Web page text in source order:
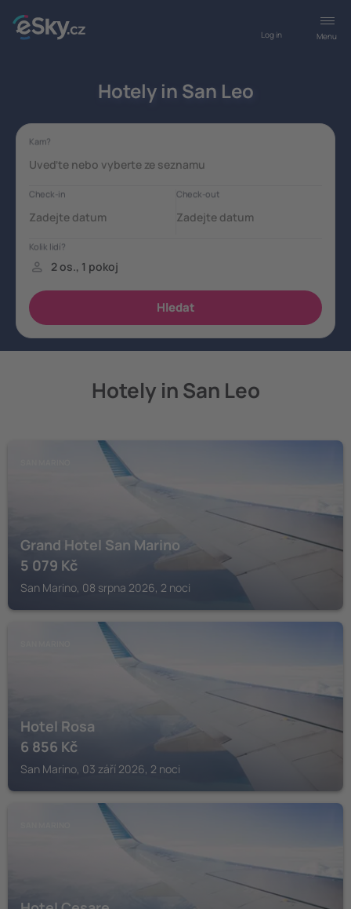
Menu
Log in
Hotely in San Leo
Hotely in San Leo
Grand Hotel San Marino
5 079 Kč
San Marino, 08 srpna 2026, 2 noci
Hotel Rosa
6 856 Kč
San Marino, 03 září 2026, 2 noci